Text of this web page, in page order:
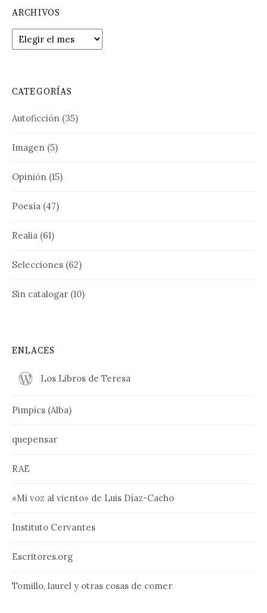
ARCHIVOS
Archivos
CATEGORÍAS
Autoficción (35)
Imagen (5)
Opinión (15)
Poesía (47)
Realia (61)
Selecciones (62)
Sin catalogar (10)
ENLACES
Los Libros de Teresa
Pimpics (Alba)
quepensar
RAE
«Mi voz al viento» de Luis Díaz-Cacho
Instituto Cervantes
Escritores.org
Tomillo, laurel y otras cosas de comer